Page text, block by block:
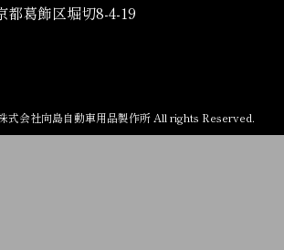
葛飾区堀切8-4-19
式会社向島自動車用品製作所 All rights Reserved.